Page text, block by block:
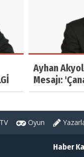
Ayhan
Mesajı:
Oyun
Haber